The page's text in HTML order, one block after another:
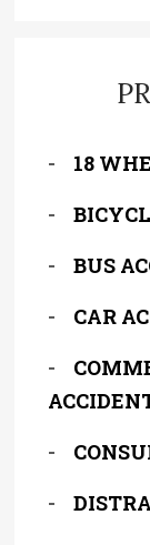
18
BUS
CAR